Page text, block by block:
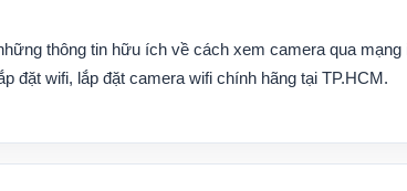
thông tin hữu ích về cách xem camera qua
đặt wifi, lắp đặt camera wifi chính hãng tại TP.HCM.